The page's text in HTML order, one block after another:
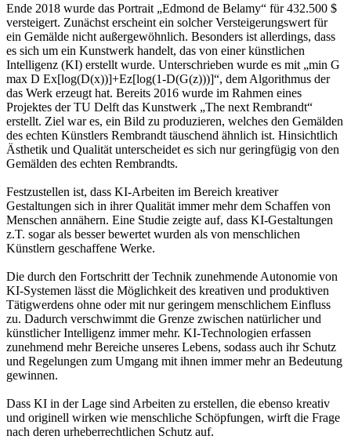
Ende 2018 wurde das Portrait „Edmond de Belamy“ für 432.500 $
versteigert. Zunächst erscheint ein solcher Versteigerungswert für
ein Gemälde nicht außergewöhnlich. Besonders ist allerdings, dass
es sich um ein Kunstwerk handelt, das von einer künstlichen
Intelligenz (KI) erstellt wurde. Unterschrieben wurde es mit „min G
max D Ex[log(D(x))]+Ez[log(1-D(G(z)))]“, dem Algorithmus der
das Werk erzeugt hat. Bereits 2016 wurde im Rahmen eines
Projektes der TU Delft das Kunstwerk „The next Rembrandt“
erstellt. Ziel war es, ein Bild zu produzieren, welches den Gemälden
des echten Künstlers Rembrandt täuschend ähnlich ist. Hinsichtlich
Ästhetik und Qualität unterscheidet es sich nur geringfügig von den
Gemälden des echten Rembrandts.
Festzustellen ist, dass KI-Arbeiten im Bereich kreativer
Gestaltungen sich in ihrer Qualität immer mehr dem Schaffen von
Menschen annähern. Eine Studie zeigte auf, dass KI-Gestaltungen
z.T. sogar als besser bewertet wurden als von menschlichen
Künstlern geschaffene Werke.
Die durch den Fortschritt der Technik zunehmende Autonomie von
KI-Systemen lässt die Möglichkeit des kreativen und produktiven
Tätigwerdens ohne oder mit nur geringem menschlichem Einfluss
zu. Dadurch verschwimmt die Grenze zwischen natürlicher und
künstlicher Intelligenz immer mehr. KI-Technologien erfassen
zunehmend mehr Bereiche unseres Lebens, sodass auch ihr Schutz
und Regelungen zum Umgang mit ihnen immer mehr an Bedeutung
gewinnen.
Dass KI in der Lage sind Arbeiten zu erstellen, die ebenso kreativ
und originell wirken wie menschliche Schöpfungen, wirft die Frage
nach deren urheberrechtlichen Schutz auf.